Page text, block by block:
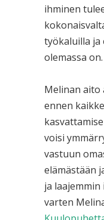
ihminen
työkaluilla ja
olemassa on.
Melinan aito
ennen
voisi
vastuun
elämästään
ja
varten